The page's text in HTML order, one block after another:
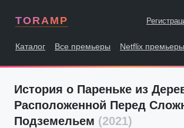
TORAMP
Каталог Все премьеры Netflix премьеры
История о Пареньке из
Расположенной Перед
Подземельем (2021)